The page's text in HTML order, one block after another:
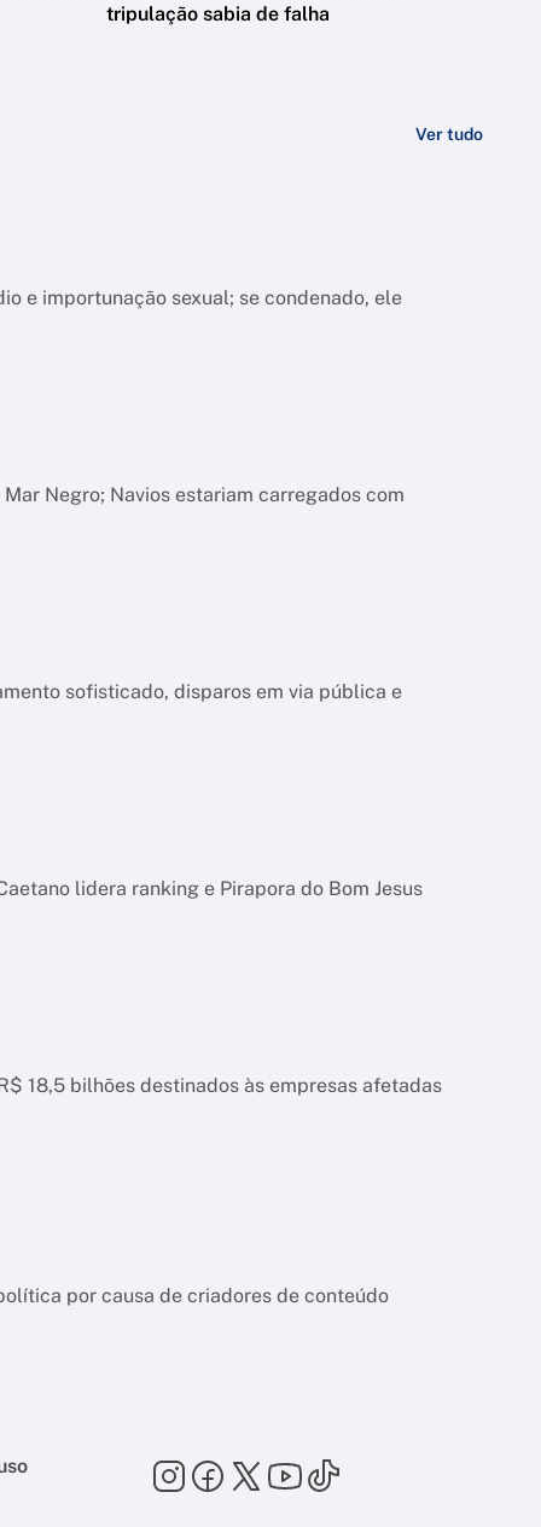
tripulação sabia de falha
Ver tudo
e importunação sexual; se condenado, ele
Negro; Navios estariam carregados com
sofisticado, disparos em via pública e
lidera ranking e Pirapora do Bom Jesus
18,5 bilhões destinados às empresas afetadas
por causa de criadores de conteúdo